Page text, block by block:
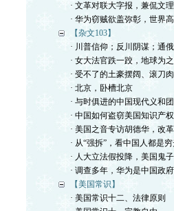
· 文革对联大字报，兼侃文
· 华为窃贼欲盖弥彰，世界
【杂文103】
· 川普信仰；反川阴谋；通
· 女大法官跌一跤，地球为
· 受不了的土豪摆阔、滚刀
· 北京，卧槽北京
· 与时俱进的中国现代义和团
· 中国如何盗窃美国知识产
· 美国之音专访胡德华，改
· 从“强拆”，看中国人都是
· 人大立法假投降，美国鬼
· 调查多年，华为是中国政
【美国常识】
· 美国常识十二、法律原则